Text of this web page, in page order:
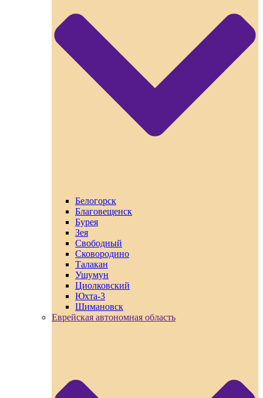
Белогорск
Благовещенск
Бурея
Зея
Свободный
Сковородино
Талакан
Ушумун
Циолковский
Юхта-3
Шимановск
Еврейская автономная область